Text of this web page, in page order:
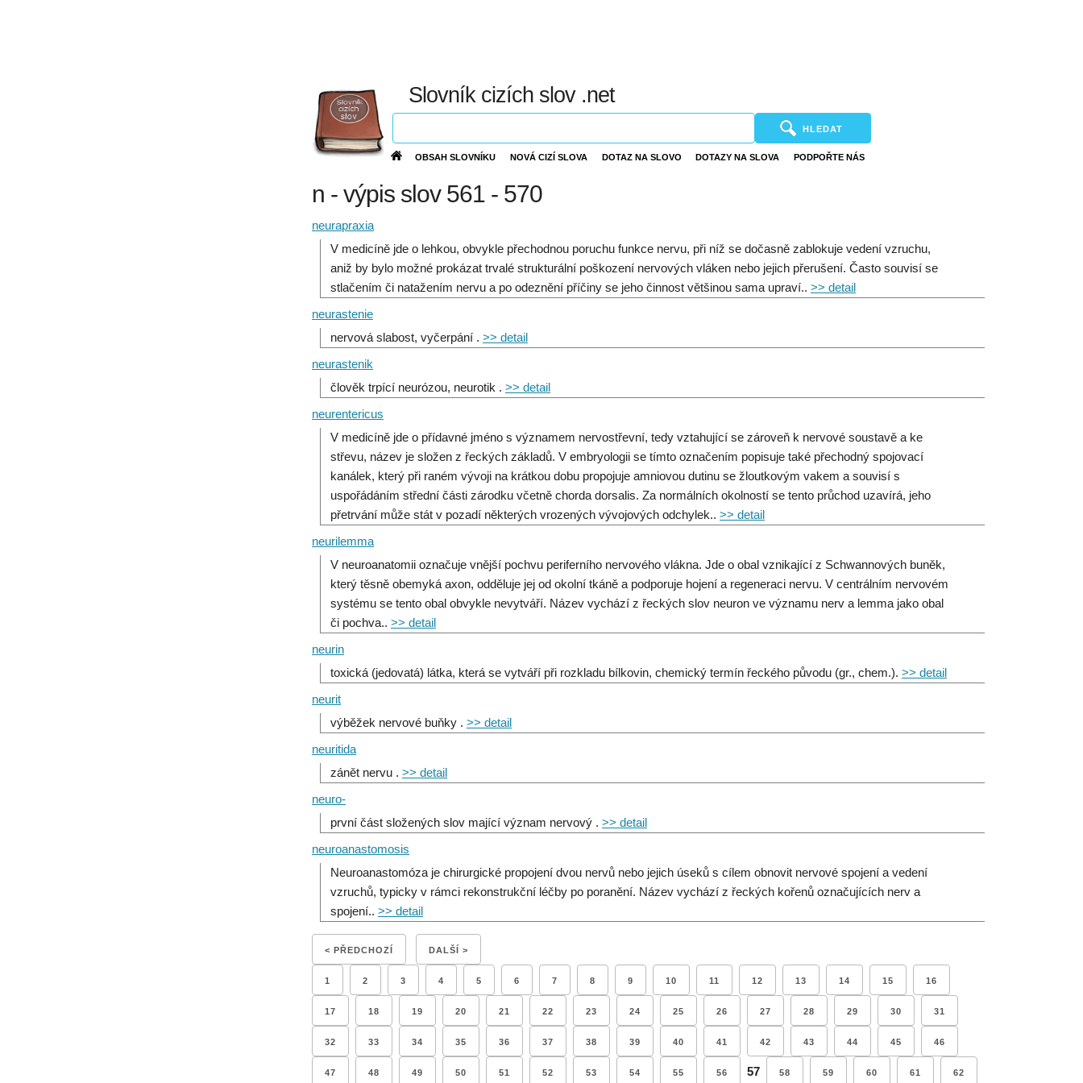
Slovník cizích slov .net
HLEDAT
OBSAH SLOVNÍKU NOVÁ CIZÍ SLOVA DOTAZ NA SLOVO DOTAZY NA SLOVA PODPOŘTE NÁS
n - výpis slov 561 - 570
neurapraxia
V medicíně jde o lehkou, obvykle přechodnou poruchu funkce nervu, při níž se dočasně zablokuje vedení vzruchu,
aniž by bylo možné prokázat trvalé strukturální poškození nervových vláken nebo jejich přerušení. Často souvisí se
stlačením či natažením nervu a po odeznění příčiny se jeho činnost většinou sama upraví.. >> detail
neurastenie
nervová slabost, vyčerpání . >> detail
neurastenik
člověk trpící neurózou, neurotik . >> detail
neurentericus
V medicíně jde o přídavné jméno s významem nervostřevní, tedy vztahující se zároveň k nervové soustavě a ke
střevu, název je složen z řeckých základů. V embryologii se tímto označením popisuje také přechodný spojovací
kanálek, který při raném vývoji na krátkou dobu propojuje amniovou dutinu se žloutkovým vakem a souvisí s
uspořádáním střední části zárodku včetně chorda dorsalis. Za normálních okolností se tento průchod uzavírá, jeho
přetrvání může stát v pozadí některých vrozených vývojových odchylek.. >> detail
neurilemma
V neuroanatomii označuje vnější pochvu periferního nervového vlákna. Jde o obal vznikající z Schwannových buněk,
který těsně obemyká axon, odděluje jej od okolní tkáně a podporuje hojení a regeneraci nervu. V centrálním nervovém
systému se tento obal obvykle nevytváří. Název vychází z řeckých slov neuron ve významu nerv a lemma jako obal
či pochva.. >> detail
neurin
toxická (jedovatá) látka, která se vytváří při rozkladu bílkovin, chemický termín řeckého původu (gr., chem.). >> detail
neurit
výběžek nervové buňky . >> detail
neuritida
zánět nervu . >> detail
neuro-
první část složených slov mající význam nervový . >> detail
neuroanastomosis
Neuroanastomóza je chirurgické propojení dvou nervů nebo jejich úseků s cílem obnovit nervové spojení a vedení
vzruchů, typicky v rámci rekonstrukční léčby po poranění. Název vychází z řeckých kořenů označujících nerv a
spojení.. >> detail
< PŘEDCHOZÍ DALŠÍ >
1 2 3 4 5 6 7 8 9 10 11 12 13 14 15 16
17 18 19 20 21 22 23 24 25 26 27 28 29 30 31
32 33 34 35 36 37 38 39 40 41 42 43 44 45 46
47 48 49 50 51 52 53 54 55 56 57 58 59 60 61 62